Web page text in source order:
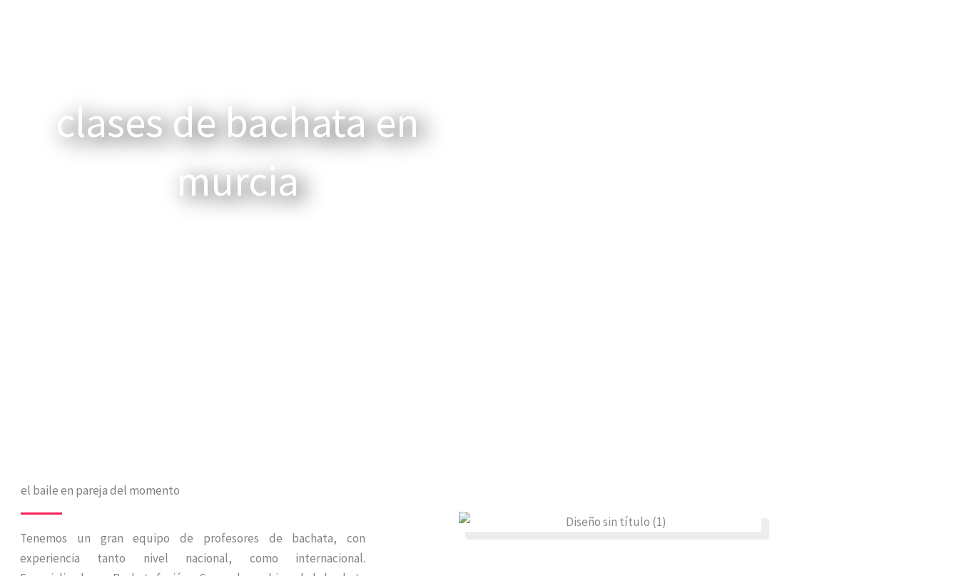
clases de bachata en
murcia
el baile en pareja del momento
Tenemos un gran equipo de profesores de bachata, con
experiencia tanto nivel nacional, como internacional.